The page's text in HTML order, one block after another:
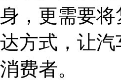
，更需要
方式，让
费者。